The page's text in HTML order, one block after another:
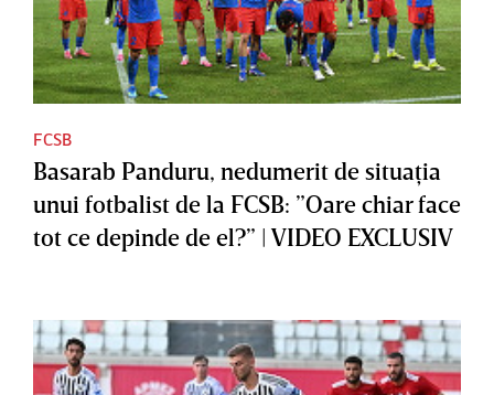
FCSB
Basarab Panduru, nedumerit de situaţia
unui fotbalist de la FCSB: ”Oare chiar face
tot ce depinde de el?” | VIDEO EXCLUSIV